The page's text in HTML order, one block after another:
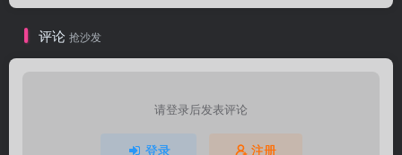
评论 抢沙发
请登录后发表评论
登录 注册